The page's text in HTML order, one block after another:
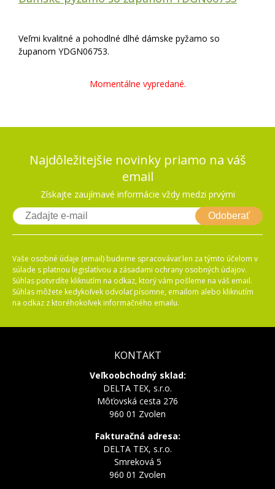
Veľmi kvalitné a pohodlné dlhé dámske pyžamo so
županom YDGN06753.
Momentálne vypredané.
Najdôležitejšie novinky priamo na váš
email
Získajte zaujímavé informácie vždy medzi prvými
Odoberať
Vaše osobné údaje (email) budeme spracovávať len za týmto účelom v
súlade s platnou legislatívou a zásadami ochrany osobných údajov.
Súhlas potvrdíte kliknutím na odkaz, ktorý vám pošleme na váš email.
Súhlas môžete kedykoľvek odvolať písomne, emailom alebo kliknutím
na odkaz z ktoréhokoľvek informačného emailu.
KONTAKT
Veľkoobchodný sklad:
DELTA TEX, s.r.o.
Môťovská cesta 276
960 01 Zvolen
Fakturačná adresa:
DELTA TEX, s.r.o.
Smreková 5
960 01 Zvolen